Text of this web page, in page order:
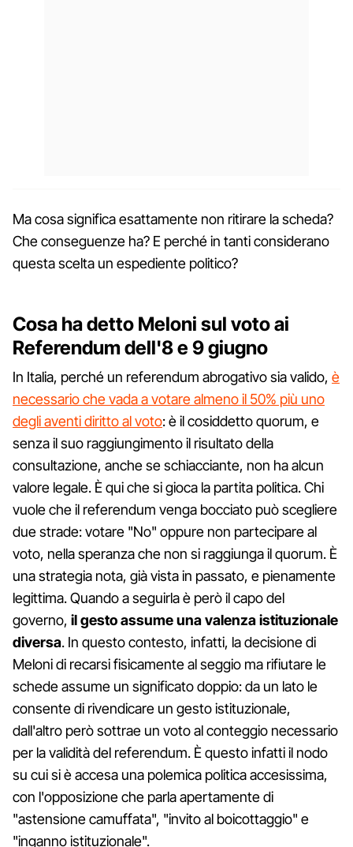
Ma cosa significa esattamente non ritirare la scheda?
Che conseguenze ha? E perché in tanti considerano
questa scelta un espediente politico?
Cosa ha detto Meloni sul voto ai
Referendum dell'8 e 9 giugno
In Italia, perché un referendum abrogativo sia valido, è
necessario che vada a votare almeno il 50% più uno
degli aventi diritto al voto: è il cosiddetto quorum, e
senza il suo raggiungimento il risultato della
consultazione, anche se schiacciante, non ha alcun
valore legale. È qui che si gioca la partita politica. Chi
vuole che il referendum venga bocciato può scegliere
due strade: votare "No" oppure non partecipare al
voto, nella speranza che non si raggiunga il quorum. È
una strategia nota, già vista in passato, e pienamente
legittima. Quando a seguirla è però il capo del
governo, il gesto assume una valenza istituzionale
diversa. In questo contesto, infatti, la decisione di
Meloni di recarsi fisicamente al seggio ma rifiutare le
schede assume un significato doppio: da un lato le
consente di rivendicare un gesto istituzionale,
dall'altro però sottrae un voto al conteggio necessario
per la validità del referendum. È questo infatti il nodo
su cui si è accesa una polemica politica accesissima,
con l'opposizione che parla apertamente di
"astensione camuffata", "invito al boicottaggio" e
"inganno istituzionale".